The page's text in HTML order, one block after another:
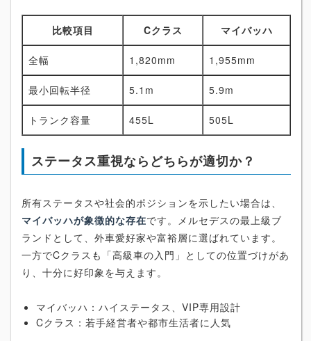
比較項目 Cクラス マイバッハ
全幅 1,820mm 1,955mm
最小回転半径 5.1m 5.9m
トランク容量 455L 505L
ステータス重視ならどちらが適切か？
所有ステータスや社会的ポジションを示したい場合は、
マイバッハが象徴的な存在です。メルセデスの最上級ブ
ランドとして、外車愛好家や富裕層に選ばれています。
一方でCクラスも「高級車の入門」としての位置づけがあ
り、十分に好印象を与えます。
マイバッハ：ハイステータス、VIP専用設計
Cクラス：若手経営者や都市生活者に人気